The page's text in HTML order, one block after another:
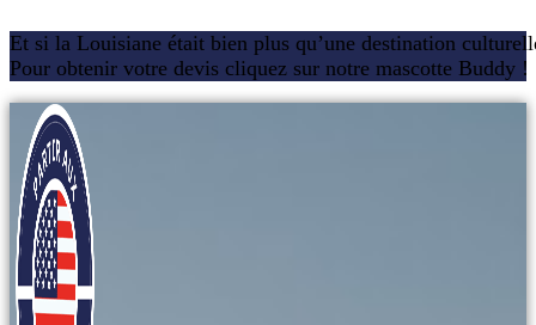
Et si la Louisiane était bien plus qu’une destination
Pour obtenir votre devis cliquez sur notre mascotte Buddy !